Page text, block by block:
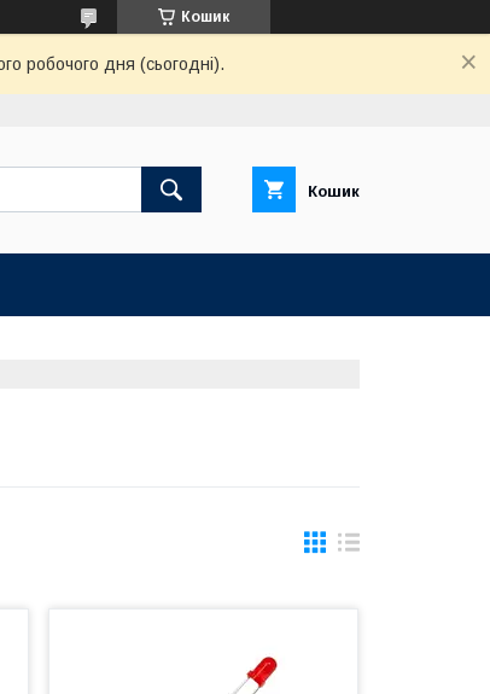
Кошик
робочого дня (сьогодні).
Кошик